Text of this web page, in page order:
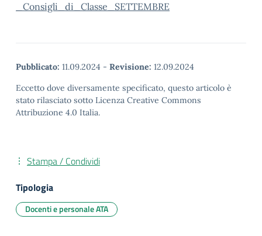
_Consigli_di_Classe_SETTEMBRE
Pubblicato: 11.09.2024 - Revisione: 12.09.2024
Eccetto dove diversamente specificato, questo articolo è
stato rilasciato sotto Licenza Creative Commons
Attribuzione 4.0 Italia.
Stampa / Condividi
Tipologia
Docenti e personale ATA